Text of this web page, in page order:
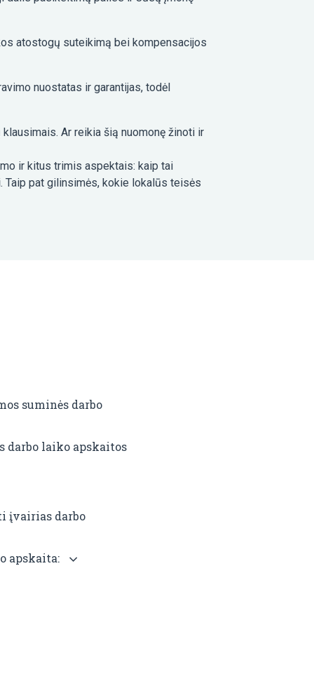
atostogų suteikimą bei kompensacijos
nuostatas ir garantijas, todėl
Ar reikia šią nuomonę žinoti ir
ir kitus trimis aspektais: kaip tai
Taip pat gilinsimės, kokie lokalūs teisės
suminės darbo
darbo laiko apskaitos
įvairias darbo
apskaita: